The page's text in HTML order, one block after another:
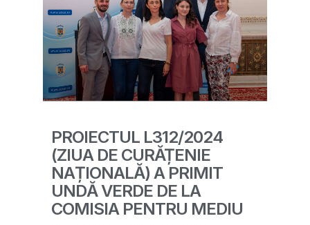
PROIECTUL L312/2024
(ZIUA DE CURĂȚENIE
NAȚIONALĂ) A PRIMIT
UNDĂ VERDE DE LA
COMISIA PENTRU MEDIU